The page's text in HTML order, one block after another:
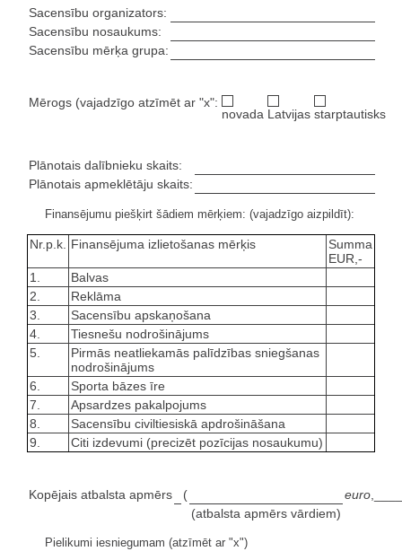
Sacensību organizators:
Sacensību nosaukums:
Sacensību mērķa grupa:
Mērogs (vajadzīgo atzīmēt ar "x":
novada Latvijas starptautisks
Plānotais dalībnieku skaits:
Plānotais apmeklētāju skaits:
Finansējumu piešķirt šādiem mērķiem: (vajadzīgo aizpildīt):
Nr.p.k. Finansējuma izlietošanas mērķis
Summa
EUR,-
1.
Balvas
2.
Reklāma
3.
Sacensību apskaņošana
4.
Tiesnešu nodrošinājums
5.
Pirmās neatliekamās palīdzības sniegšanas
nodrošinājums
6.
Sporta bāzes īre
7.
Apsardzes pakalpojums
8.
Sacensību civiltiesiskā apdrošināšana
9.
Citi izdevumi (precizēt pozīcijas nosaukumu)
Kopējais atbalsta apmērs ( euro
(atbalsta apmērs vārdiem)
Pielikumi iesniegumam (atzīmēt ar "x")